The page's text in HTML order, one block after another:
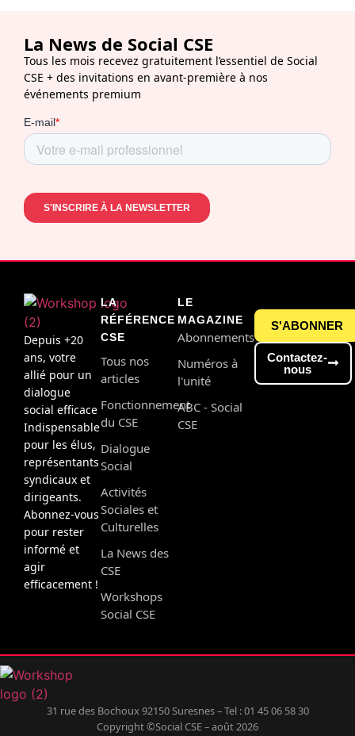
La News de Social CSE
Tous les mois recevez gratuitement l’essentiel de Social
CSE + des invitations en avant-première à nos
événements premium
Depuis +20
ans, votre
allié pour un
dialogue
social efficace
Indispensable
pour les élus,
représentants
syndicaux et
dirigeants.
Abonnez-vous
pour rester
informé et
agir
efficacement !
LA
RÉFÉRENCE
CSE
Tous nos
articles
Fonctionnement
du CSE
Dialogue
Social
Activités
Sociales et
Culturelles
La News des
CSE
Workshops
Social CSE
LE
MAGAZINE
Abonnements
Numéros à
l'unité
ABC - Social
CSE
S'ABONNER
Contactez-
nous
31 rue des Bochoux 92150 Suresnes – Tel : 01 45 06 58 30
Copyright ©Social CSE – août 2026